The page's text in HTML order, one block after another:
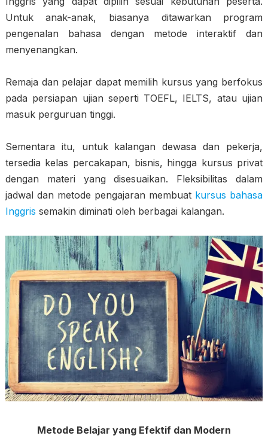
Untuk anak-anak, biasanya ditawarkan program
pengenalan bahasa dengan metode interaktif dan
menyenangkan.
Remaja dan pelajar dapat memilih kursus yang berfokus
pada persiapan ujian seperti TOEFL, IELTS, atau ujian
masuk perguruan tinggi.
Sementara itu, untuk kalangan dewasa dan pekerja,
tersedia kelas percakapan, bisnis, hingga kursus privat
dengan materi yang disesuaikan. Fleksibilitas dalam
jadwal dan metode pengajaran membuat kursus bahasa
Inggris semakin diminati oleh berbagai kalangan.
Metode Belajar yang Efektif dan Modern